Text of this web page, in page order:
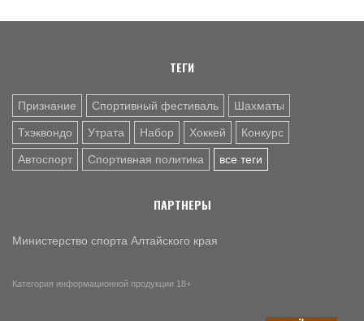
6 АВГ. 12:55 ГРЕБЛЯ НА БАЙДАРКАХ И КАНОЭ
ТЕГИ
Признание Спортивный фестиваль Шахматы
Тхэквондо Утрата Набор Хоккей Конкурс
Автоспорт Спортивная политика все теги
ПАРТНЕРЫ
Министерство спорта Алтайского края
Категория информационной продукции 18+